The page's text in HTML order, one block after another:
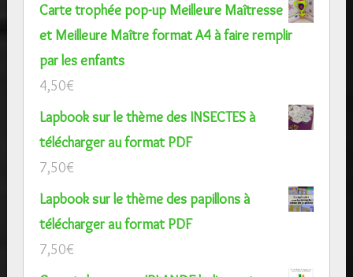
Carte trophée pop-up Meilleure Maîtresse
et Meilleure Maître format A4 à faire remplir
par les enfants
4,50€
Lapbook sur le thème des INSECTES à
télécharger au format PDF
7,50€
Lapbook sur le thème des papillons à
télécharger au format PDF
7,50€